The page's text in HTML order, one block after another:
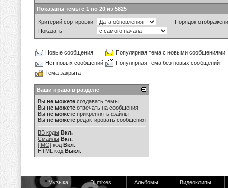
Показаны темы с 1 по 20 из 5825
Критерий сортировки
Порядок
Показать
Новые сообщения
Популярная тема с новыми сообщениями
Нет новых сообщений
Популярная тема без новых сообщений
Тема закрыта
Ваши права в разделе
Вы не можете создавать темы
Вы не можете отвечать на сообщения
Вы не можете прикреплять файлы
Вы не можете редактировать сообщения
BB коды Вкл.
Смайлы Вкл.
[IMG] код Вкл.
HTML код Выкл.
Музыка Dj mixes Альбомы Видеоклипы